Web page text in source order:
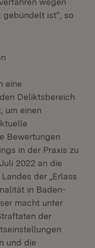
ist“, so
eine
Deliktsbereich
um einen
Bewertungen
in der Praxis zu
2022 an die
der „Erlass
in Baden-
macht unter
der
und die